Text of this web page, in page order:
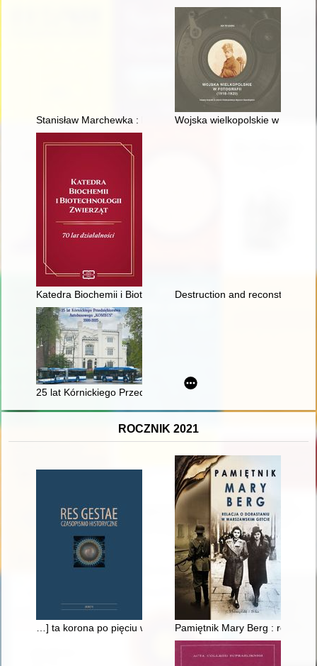
Stanisław Marchewka : historia zapisana w aktach IPN i
Wojska wielkopolskie w
Katedra Biochemii i Biotechnologii Zwierząt : 70 lat działalności
Destruction and reconstruction
25 lat Kórnickiego Przedsiębiorstwa Autobusowego "Kombus"
ROCZNIK 2021
…] ta korona po pięciu wiekach z grobu wychodząca na
Pamiętnik Mary Berg : relacja